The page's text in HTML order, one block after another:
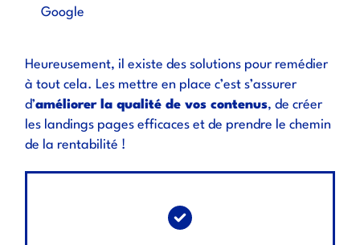
Google
Heureusement, il existe des solutions pour remédier
à tout cela. Les mettre en place c’est s’assurer
d’améliorer la qualité de vos contenus, de créer
les landings pages efficaces et de prendre le chemin
de la rentabilité !